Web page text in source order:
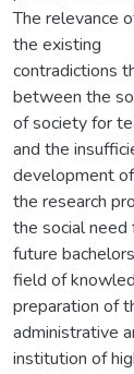
The relevance
the existing
contradictions
between the
of society for
and the
development
the research
the social
future
field of
preparation of
administrative
institution of